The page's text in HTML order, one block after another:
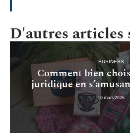
D'autres articles
BUSINESS
Comment bien
juridique en
10 mars 2026